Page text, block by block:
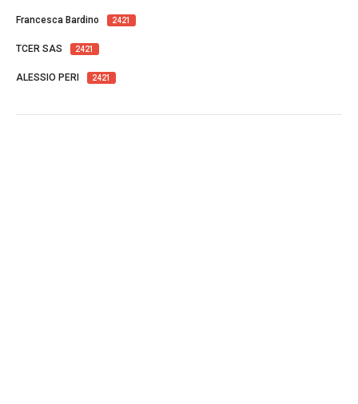
Francesca Bardino 2421
TCER SAS 2421
ALESSIO PERI 2421